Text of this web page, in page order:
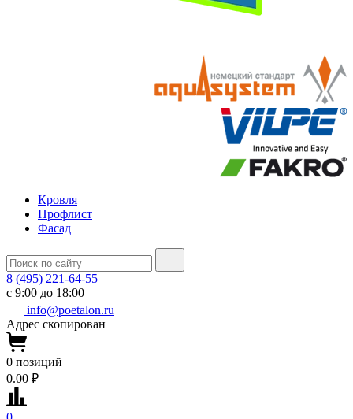
Кровля
Профлист
Фасад
8 (495) 221-64-55
с 9:00 до 18:00
info@poetalon.ru
Адрес скопирован
0 позиций
0.00 ₽